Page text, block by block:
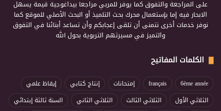
على المراجعة والتفوق كما يوفر للمربي مراجعا بيداغوجية قيمة يسهل
الابحار فيه إما بإستعمال محرك بحث التلميذ أو البحث الأصلي للموقع كما
نوفر خدمات أخرى نتمنى أن تلقى إعجابكم وأن تساعد أبنائنا في التفوق
والتميز في مسيرتهم التربوية بحول الله
الكلمات المفاتيح
6ème année
français إمتحانات إنتاج كتابي
إيقاظ علمي
الثلاثي الأول
الثلاثي الثالث الثلاثي الثاني
السنة ثالثة إبتدائي